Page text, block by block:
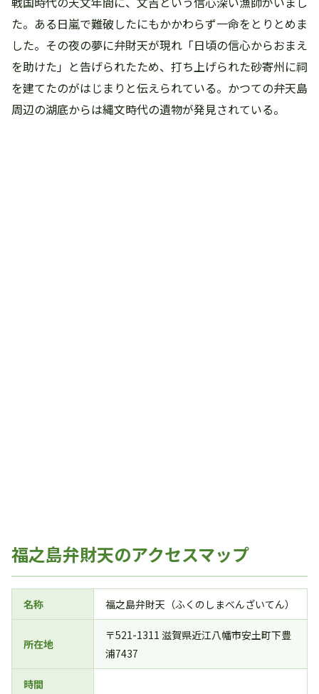
た。ある日嵐で難破したにもかかわらず一命をとりとめま
した。その夜の夢に弁財天が現れ「日頃の信心からおまえ
を助けた」と告げられたため、打ち上げられた砂寄州に祠
を建てたのがはじまりと伝えられている。かつての弁天島
周辺の湖底からは縄文時代の遺物が発見されている。
福之島弁財天のアクセスマップ
名称 福之島弁財天（ふくのしまべんざいてん）
所在地
〒521-1311 滋賀県近江八幡市安土町下豊
浦7437
時間